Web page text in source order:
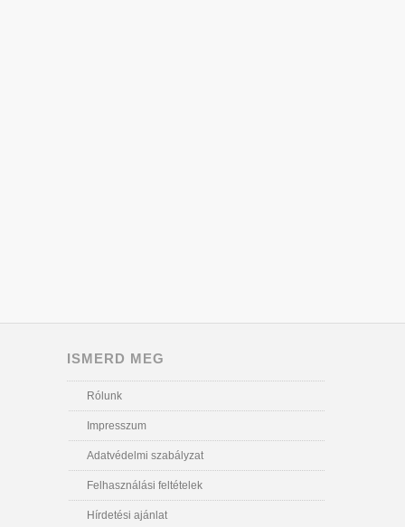
ISMERD MEG
Rólunk
Impresszum
Adatvédelmi szabályzat
Felhasználási feltételek
Hírdetési ajánlat